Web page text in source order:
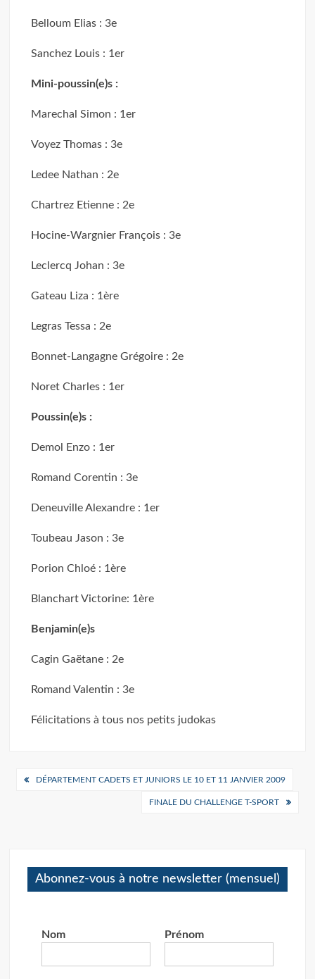
Belloum Elias : 3e
Sanchez Louis : 1er
Mini-poussin(e)s :
Marechal Simon : 1er
Voyez Thomas : 3e
Ledee Nathan : 2e
Chartrez Etienne : 2e
Hocine-Wargnier François : 3e
Leclercq Johan : 3e
Gateau Liza : 1ère
Legras Tessa : 2e
Bonnet-Langagne Grégoire : 2e
Noret Charles : 1er
Poussin(e)s :
Demol Enzo : 1er
Romand Corentin : 3e
Deneuville Alexandre : 1er
Toubeau Jason : 3e
Porion Chloé : 1ère
Blanchart Victorine: 1ère
Benjamin(e)s
Cagin Gaëtane : 2e
Romand Valentin : 3e
Félicitations à tous nos petits judokas
Navigation
DÉPARTEMENT CADETS ET JUNIORS LE 10 ET 11 JANVIER 2009
FINALE DU CHALLENGE T-SPORT
Abonnez-vous à notre newsletter (mensuel)
Nom Prénom